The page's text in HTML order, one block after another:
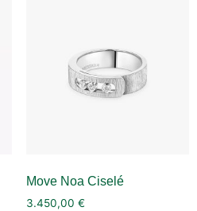
Move Noa Ciselé
3.450,00 €